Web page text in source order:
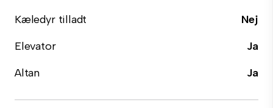
Kæledyr tilladt
Nej
Elevator
Ja
Altan
Ja